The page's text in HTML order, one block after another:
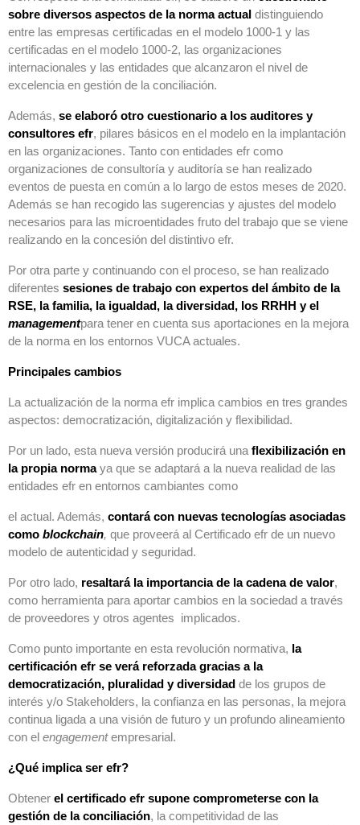
sobre diversos aspectos de la norma actual distinguiendo
entre las empresas certificadas en el modelo 1000-1 y las
certificadas en el modelo 1000-2, las organizaciones
internacionales y las entidades que alcanzaron el nivel de
excelencia en gestión de la conciliación.
Además, se elaboró otro cuestionario a los auditores y
consultores efr, pilares básicos en el modelo en la implantación
en las organizaciones. Tanto con entidades efr como
organizaciones de consultoría y auditoría se han realizado
eventos de puesta en común a lo largo de estos meses de 2020.
Además se han recogido las sugerencias y ajustes del modelo
necesarios para las microentidades fruto del trabajo que se viene
realizando en la concesión del distintivo efr.
Por otra parte y continuando con el proceso, se han realizado
diferentes sesiones de trabajo con expertos del ámbito de la
RSE, la familia, la igualdad, la diversidad, los RRHH y el
managementpara tener en cuenta sus aportaciones en la mejora
de la norma en los entornos VUCA actuales.
Principales cambios
La actualización de la norma efr implica cambios en tres grandes
aspectos: democratización, digitalización y flexibilidad.
Por un lado, esta nueva versión producirá una flexibilización en
la propia normaya que se adaptará a la nueva realidad de las
entidades efr en entornos cambiantes como
el actual. Además, contará con nuevas tecnologías asociadas
como blockchain, que proveerá al Certificado efr de un nuevo
modelo de autenticidad y seguridad.
Por otro lado, resaltará la importancia de la cadena de valor,
como herramienta para aportar cambios en la sociedad a través
de proveedores y otros agentes implicados.
Como punto importante en esta revolución normativa, la
certificación efr se verá reforzada gracias a la
democratización, pluralidad y diversidad de los grupos de
interés y/o Stakeholders, la confianza en las personas, la mejora
continua ligada a una visión de futuro y un profundo alineamiento
con el engagementempresarial.
¿Qué implica ser efr?
Obtener el certificado efr supone comprometerse con la
gestión de la conciliación, la competitividad de las